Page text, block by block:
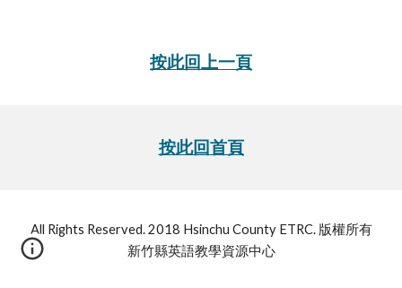
按此回上一頁
按此回首頁
All Rights Reserved. 2018 Hsinchu County ETRC. 版權所有
新竹縣英語教學資源中心